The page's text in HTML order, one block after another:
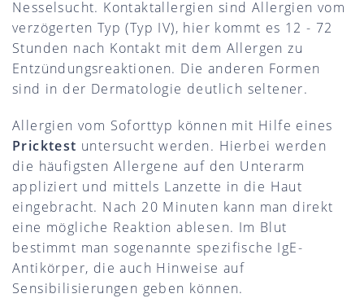
Nesselsucht. Kontaktallergien sind Allergien vom
verzögerten Typ (Typ IV), hier kommt es 12 - 72
Stunden nach Kontakt mit dem Allergen zu
Entzündungsreaktionen. Die anderen Formen
sind in der Dermatologie deutlich seltener.
Allergien vom Soforttyp können mit Hilfe eines
Pricktest untersucht werden. Hierbei werden
die häufigsten Allergene auf den Unterarm
appliziert und mittels Lanzette in die Haut
eingebracht. Nach 20 Minuten kann man direkt
eine mögliche Reaktion ablesen. Im Blut
bestimmt man sogenannte spezifische IgE-
Antikörper, die auch Hinweise auf
Sensibilisierungen geben können.